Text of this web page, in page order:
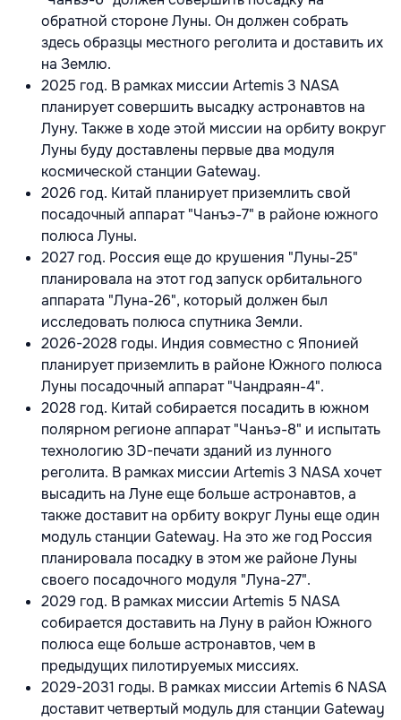
обратной стороне Луны. Он должен собрать
здесь образцы местного реголита и доставить их
на Землю.
2025 год. В рамках миссии Artemis 3 NASA
планирует совершить высадку астронавтов на
Луну. Также в ходе этой миссии на орбиту вокруг
Луны буду доставлены первые два модуля
космической станции Gateway.
2026 год. Китай планирует приземлить свой
посадочный аппарат "Чанъэ-7" в районе южного
полюса Луны.
2027 год. Россия еще до крушения "Луны-25"
планировала на этот год запуск орбитального
аппарата "Луна-26", который должен был
исследовать полюса спутника Земли.
2026-2028 годы. Индия совместно с Японией
планирует приземлить в районе Южного полюса
Луны посадочный аппарат "Чандраян-4".
2028 год. Китай собирается посадить в южном
полярном регионе аппарат "Чанъэ-8" и испытать
технологию 3D-печати зданий из лунного
реголита. В рамках миссии Artemis 3 NASA хочет
высадить на Луне еще больше астронавтов, а
также доставит на орбиту вокруг Луны еще один
модуль станции Gateway. На это же год Россия
планировала посадку в этом же районе Луны
своего посадочного модуля "Луна-27".
2029 год. В рамках миссии Artemis 5 NASA
собирается доставить на Луну в район Южного
полюса еще больше астронавтов, чем в
предыдущих пилотируемых миссиях.
2029-2031 годы. В рамках миссии Artemis 6 NASA
доставит четвертый модуль для станции Gateway